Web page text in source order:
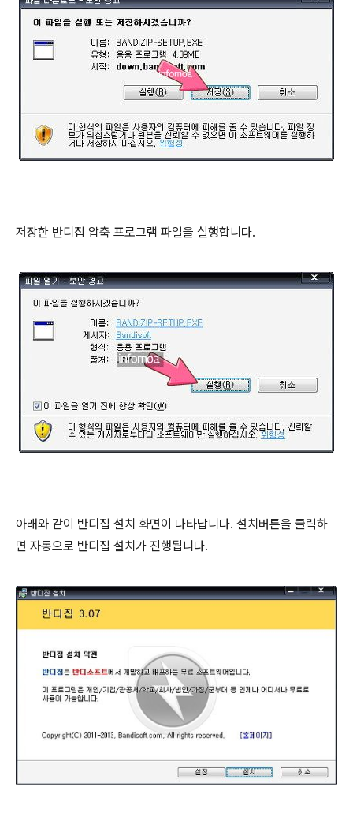
저장한 반디집 압축 프로그램 파일을 실행합니다.
아래와 같이 반디집 설치 화면이 나타납니다. 설치버튼을 클릭하
면 자동으로 반디집 설치가 진행됩니다.